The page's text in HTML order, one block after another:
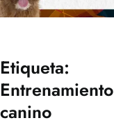
Etiqueta:
Entrenamiento
canino